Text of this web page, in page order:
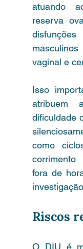
atuando
reserva
vaginal e
Isso
atribuem
dificuldade
como
corrimento
fora de
Riscos
O DIU é